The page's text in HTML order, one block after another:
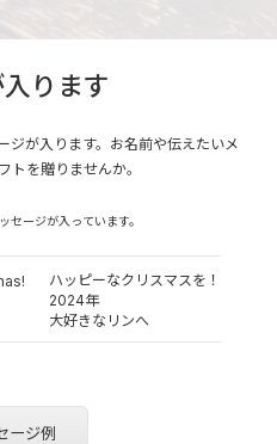
ります
ジが入ります。お名前や伝えたいメ
トを贈りませんか。
ージが入っています。
ハッピーなクリスマスを！
2024年
大好きなリンへ
ージ例